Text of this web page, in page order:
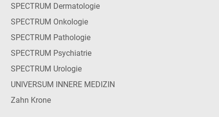
SPECTRUM Dermatologie
SPECTRUM Onkologie
SPECTRUM Pathologie
SPECTRUM Psychiatrie
SPECTRUM Urologie
UNIVERSUM INNERE MEDIZIN
Zahn Krone